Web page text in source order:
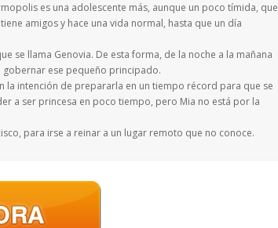
es una adolescente más, aunque un poco tímida, que
amigos y hace una vida normal, hasta que un día
se llama Genovia. De esta forma, de la noche a la mañana
ese pequeño principado.
la intención de prepararla en un tiempo récord para que se
a ser princesa en poco tiempo, pero Mia no está por la
para irse a reinar a un lugar remoto que no conoce.